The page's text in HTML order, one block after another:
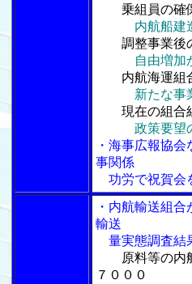
乗組員の確
内航船建造
調整事業後
自由増加か
内航海運組
新たな事業
現在の組合
政策要望の
・海事広報協
事関係
功労で祝賀会
・内航輸送組
輸送
量実態調査結
原料等の内
７０００